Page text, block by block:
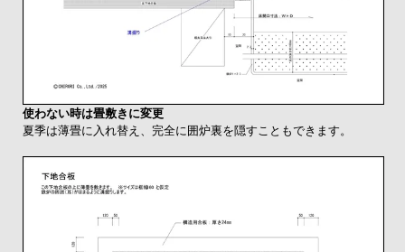
使わない時は畳敷きに変更
夏季は薄畳に入れ替え、完全に囲炉裏を隠すこともできます。